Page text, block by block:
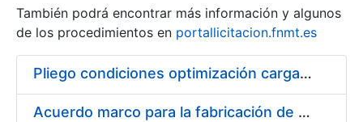
Erakutsi/Ezkutatu
También podrá encontrar más información y algunos
de los procedimientos en portallicitacion.fnmt.es
Pliego condiciones optimización cargas compras firmado
Acuerdo marco para la fabricación de piezas